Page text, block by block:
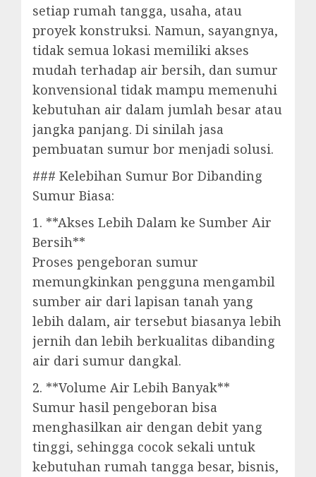
setiap rumah tangga, usaha, atau
proyek konstruksi. Namun, sayangnya,
tidak semua lokasi memiliki akses
mudah terhadap air bersih, dan sumur
konvensional tidak mampu memenuhi
kebutuhan air dalam jumlah besar atau
jangka panjang. Di sinilah jasa
pembuatan sumur bor menjadi solusi.
### Kelebihan Sumur Bor Dibanding
Sumur Biasa:
1. **Akses Lebih Dalam ke Sumber Air
Bersih**
Proses pengeboran sumur
memungkinkan pengguna mengambil
sumber air dari lapisan tanah yang
lebih dalam, air tersebut biasanya lebih
jernih dan lebih berkualitas dibanding
air dari sumur dangkal.
2. **Volume Air Lebih Banyak**
Sumur hasil pengeboran bisa
menghasilkan air dengan debit yang
tinggi, sehingga cocok sekali untuk
kebutuhan rumah tangga besar, bisnis,